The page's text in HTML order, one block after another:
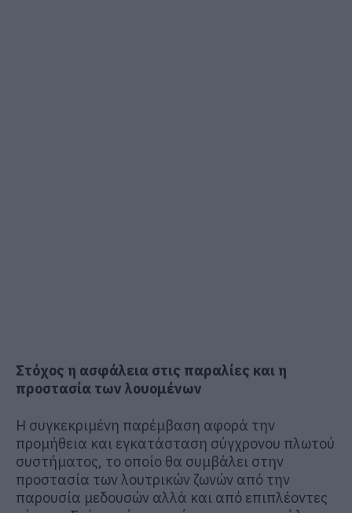
Στόχος η ασφάλεια στις παραλίες και η
προστασία των λουομένων
Η συγκεκριμένη παρέμβαση αφορά την
προμήθεια και εγκατάσταση σύγχρονου πλωτού
συστήματος, το οποίο θα συμβάλει στην
προστασία των λουτρικών ζωνών από την
παρουσία μεδουσών αλλά και από επιπλέοντες